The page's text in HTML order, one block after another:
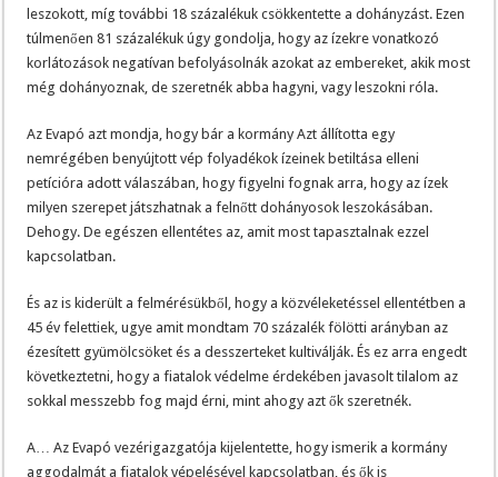
leszokott, míg további 18 százalékuk csökkentette a dohányzást. Ezen
túlmenően 81 százalékuk úgy gondolja, hogy az ízekre vonatkozó
korlátozások negatívan befolyásolnák azokat az embereket, akik most
még dohányoznak, de szeretnék abba hagyni, vagy leszokni róla.
Az Evapó azt mondja, hogy bár a kormány Azt állította egy
nemrégében benyújtott vép folyadékok ízeinek betiltása elleni
petícióra adott válaszában, hogy figyelni fognak arra, hogy az ízek
milyen szerepet játszhatnak a felnőtt dohányosok leszokásában.
Dehogy. De egészen ellentétes az, amit most tapasztalnak ezzel
kapcsolatban.
És az is kiderült a felmérésükből, hogy a közvéleketéssel ellentétben a
45 év felettiek, ugye amit mondtam 70 százalék fölötti arányban az
ézesített gyümölcsöket és a desszerteket kultiválják. És ez arra engedt
következtetni, hogy a fiatalok védelme érdekében javasolt tilalom az
sokkal messzebb fog majd érni, mint ahogy azt ők szeretnék.
A… Az Evapó vezérigazgatója kijelentette, hogy ismerik a kormány
aggodalmát a fiatalok vépelésével kapcsolatban, és ők is